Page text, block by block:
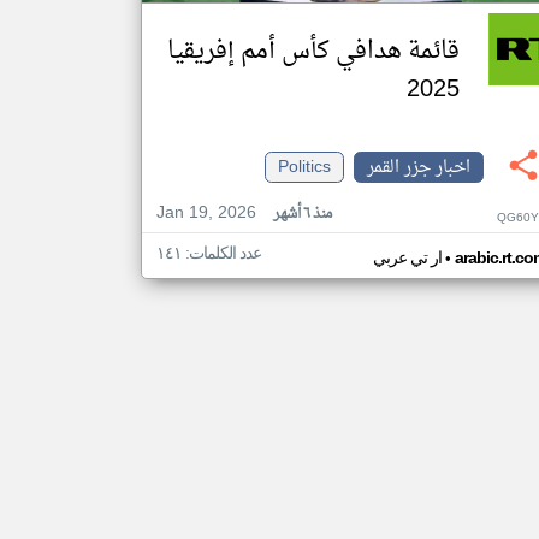
قائمة هدافي كأس أمم إفريقيا
2025
اخبار جزر القمر
Politics
Jan 19, 2026
منذ ٦ أشهر
ار تي عربي• عدد الكلمات: ١٤١